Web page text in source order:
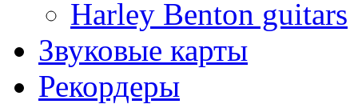
Harley Benton guitars
Звуковые карты
Рекордеры